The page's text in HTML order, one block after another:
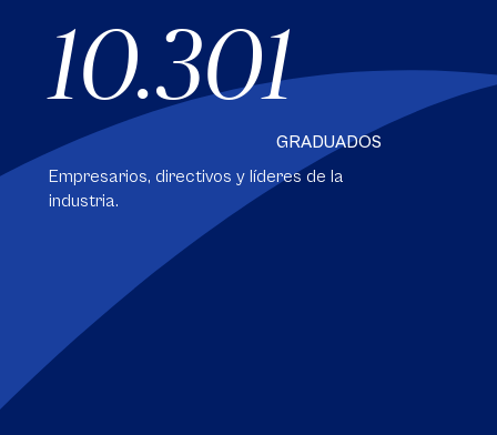
10.301
GRADUADOS
Empresarios, directivos y líderes de la
industria.